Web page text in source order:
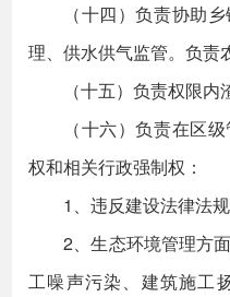
（十四）负责协助
理、供水供气监管。负责
（十五）负责权限内
（十六）负责在区
权和相关行政强制权：
1、违反建设法律法
2、生态环境管理方
工噪声污染、建筑施工